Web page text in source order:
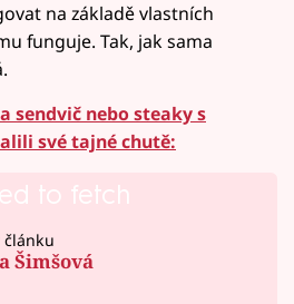
na základě vlastních
funguje. Tak, jak sama
sendvič nebo steaky s
své tajné chutě:
to fetch
Šimšová